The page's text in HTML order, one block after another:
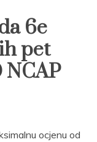
6e
pet
NCAP
ocjenu od